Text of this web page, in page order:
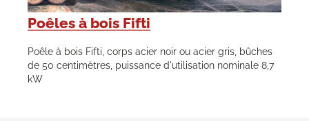
Poêles à bois Fifti
Poêle à bois Fifti, corps acier noir ou acier gris, bûches
de 50 centimètres, puissance d'utilisation nominale 8,7
kW